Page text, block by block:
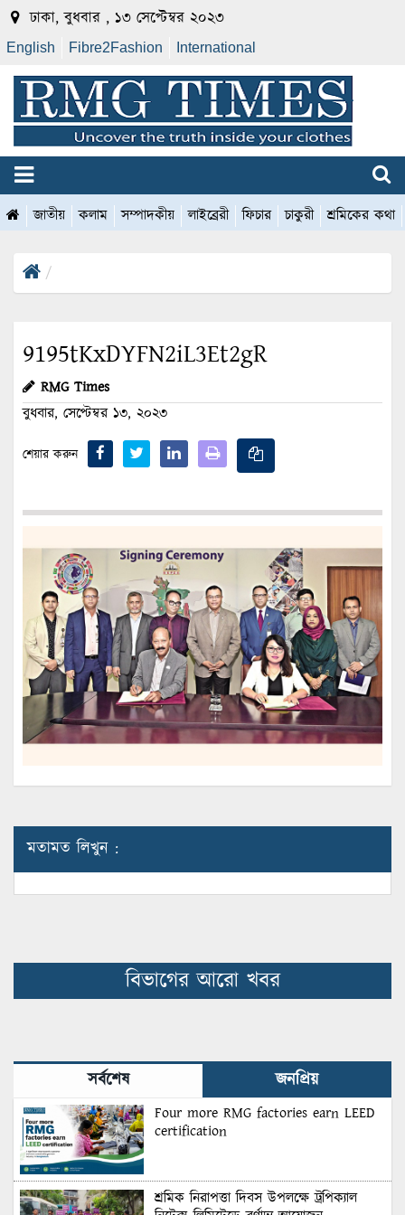
ঢাকা, বুধবার , ১৩ সেপ্টেম্বর ২০২৩
English Fibre2Fashion International
জাতীয় কলাম সম্পাদকীয় লাইব্রেরী ফিচার চাকুরী শ্রমিকের কথা
9195tKxDYFN2iL3Et2gR
RMG Times
বুধবার, সেপ্টেম্বর ১৩, ২০২৩
শেয়ার করুন
মতামত লিখুন :
বিভাগের আরো খবর
সর্বশেষ জনপ্রিয়
Four more RMG factories earn LEED
certification
শ্রমিক নিরাপত্তা দিবস উপলক্ষে ট্রপিক্যাল